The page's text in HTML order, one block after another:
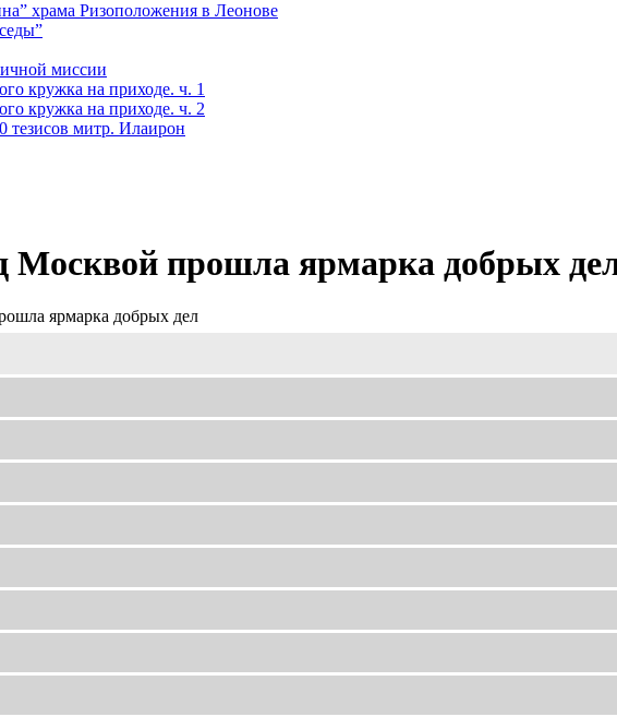
храма Ризоположения в Леонове
миссии
кружка на приходе. ч. 1
кружка на приходе. ч. 2
тезисов митр. Илаирон
Москвой прошла ярмарка добрых
ярмарка добрых дел